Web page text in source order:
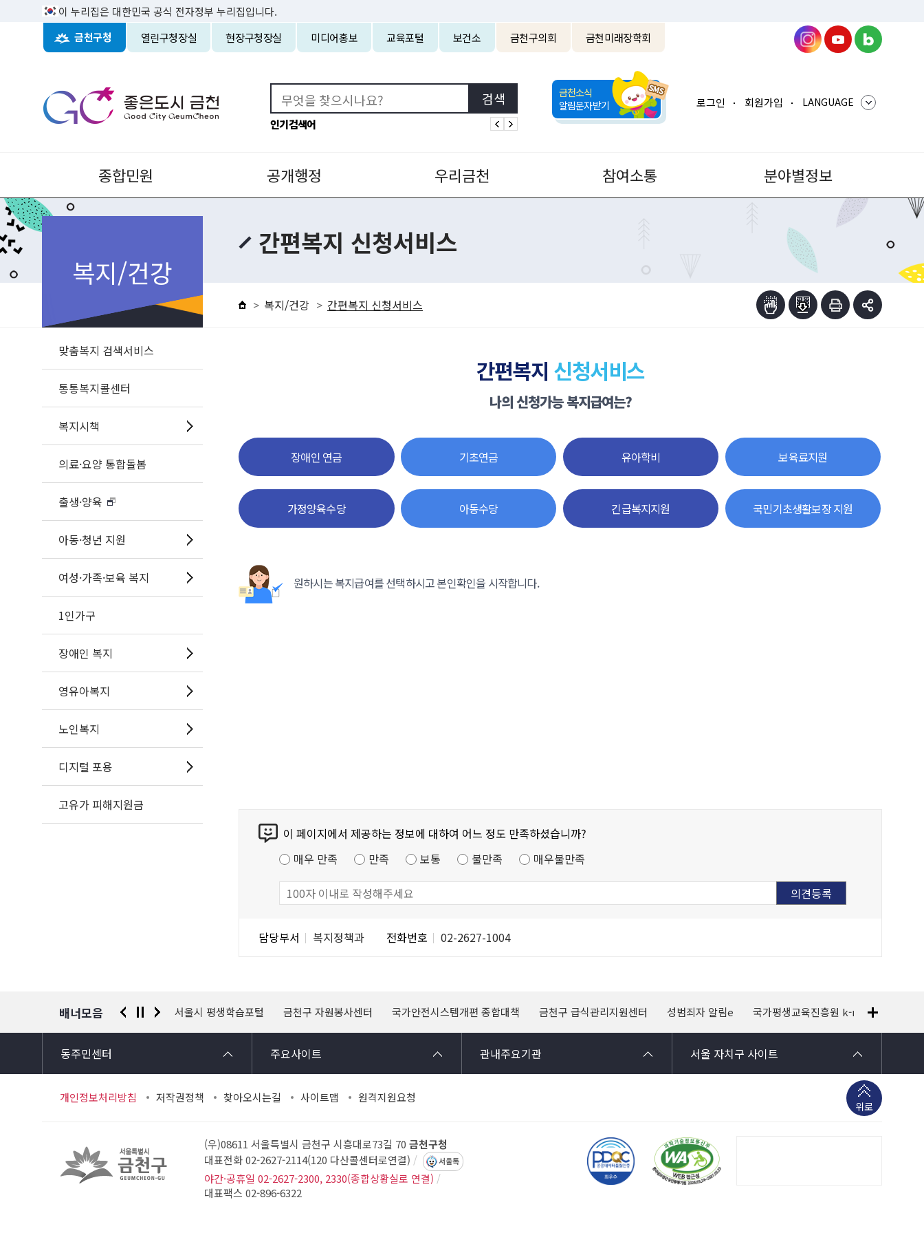
이 누리집은 대한민국 공식 전자정부 누리집입니다.
금천구청 열린구청장실 현장구청장실 미디어홍보 교육포털 보건소 금천구의회 금천미래장학회
인기검색어
금천소식
알림문자받기
로그인 회원가입 LANGUAGE
종합민원 공개행정 우리금천 참여소통 분야별정보
복지/건강
맞춤복지 검색서비스
통통복지콜센터
복지시책
의료·요양 통합돌봄
출생·양육
아동·청년 지원
여성·가족·보육 복지
1인가구
장애인 복지
영유아복지
노인복지
디지털 포용
고유가 피해지원금
간편복지 신청서비스
복지/건강 간편복지 신청서비스
간편복지 신청서비스
나의 신청가능 복지급여는?
장애인 연금 기초연금 유아학비 보육료지원
가정양육수당 아동수당 긴급복지지원 국민기초생활보장 지원
원하시는 복지급여를 선택하시고 본인확인을 시작합니다.
이 페이지에서 제공하는 정보에 대하여 어느 정도 만족하셨습니까?
매우 만족
만족 보통 불만족 매우불만족
담당부서 복지정책과 전화번호 02-2627-1004
배너모음
경찰청 유실물 통합포털 서울시 평생학습포털 금천구 자원봉사센터 국가안전시스템개편 종합대책 금천구 급식관리지원센터 성범죄자 알림e 국가평생교육진흥원 k-mooc
동주민센터 주요사이트 관내주요기관 서울 자치구 사이트
개인정보처리방침 저작권정책 찾아오시는길 사이트맵 원격지원요청
위로
(우)08611 서울특별시 금천구 시흥대로73길 70 금천구청
대표전화 02-2627-2114(120 다산콜센터로연결) 서울톡
야간·공휴일 02-2627-2300, 2330(종합상황실로 연결)
대표팩스 02-896-6322